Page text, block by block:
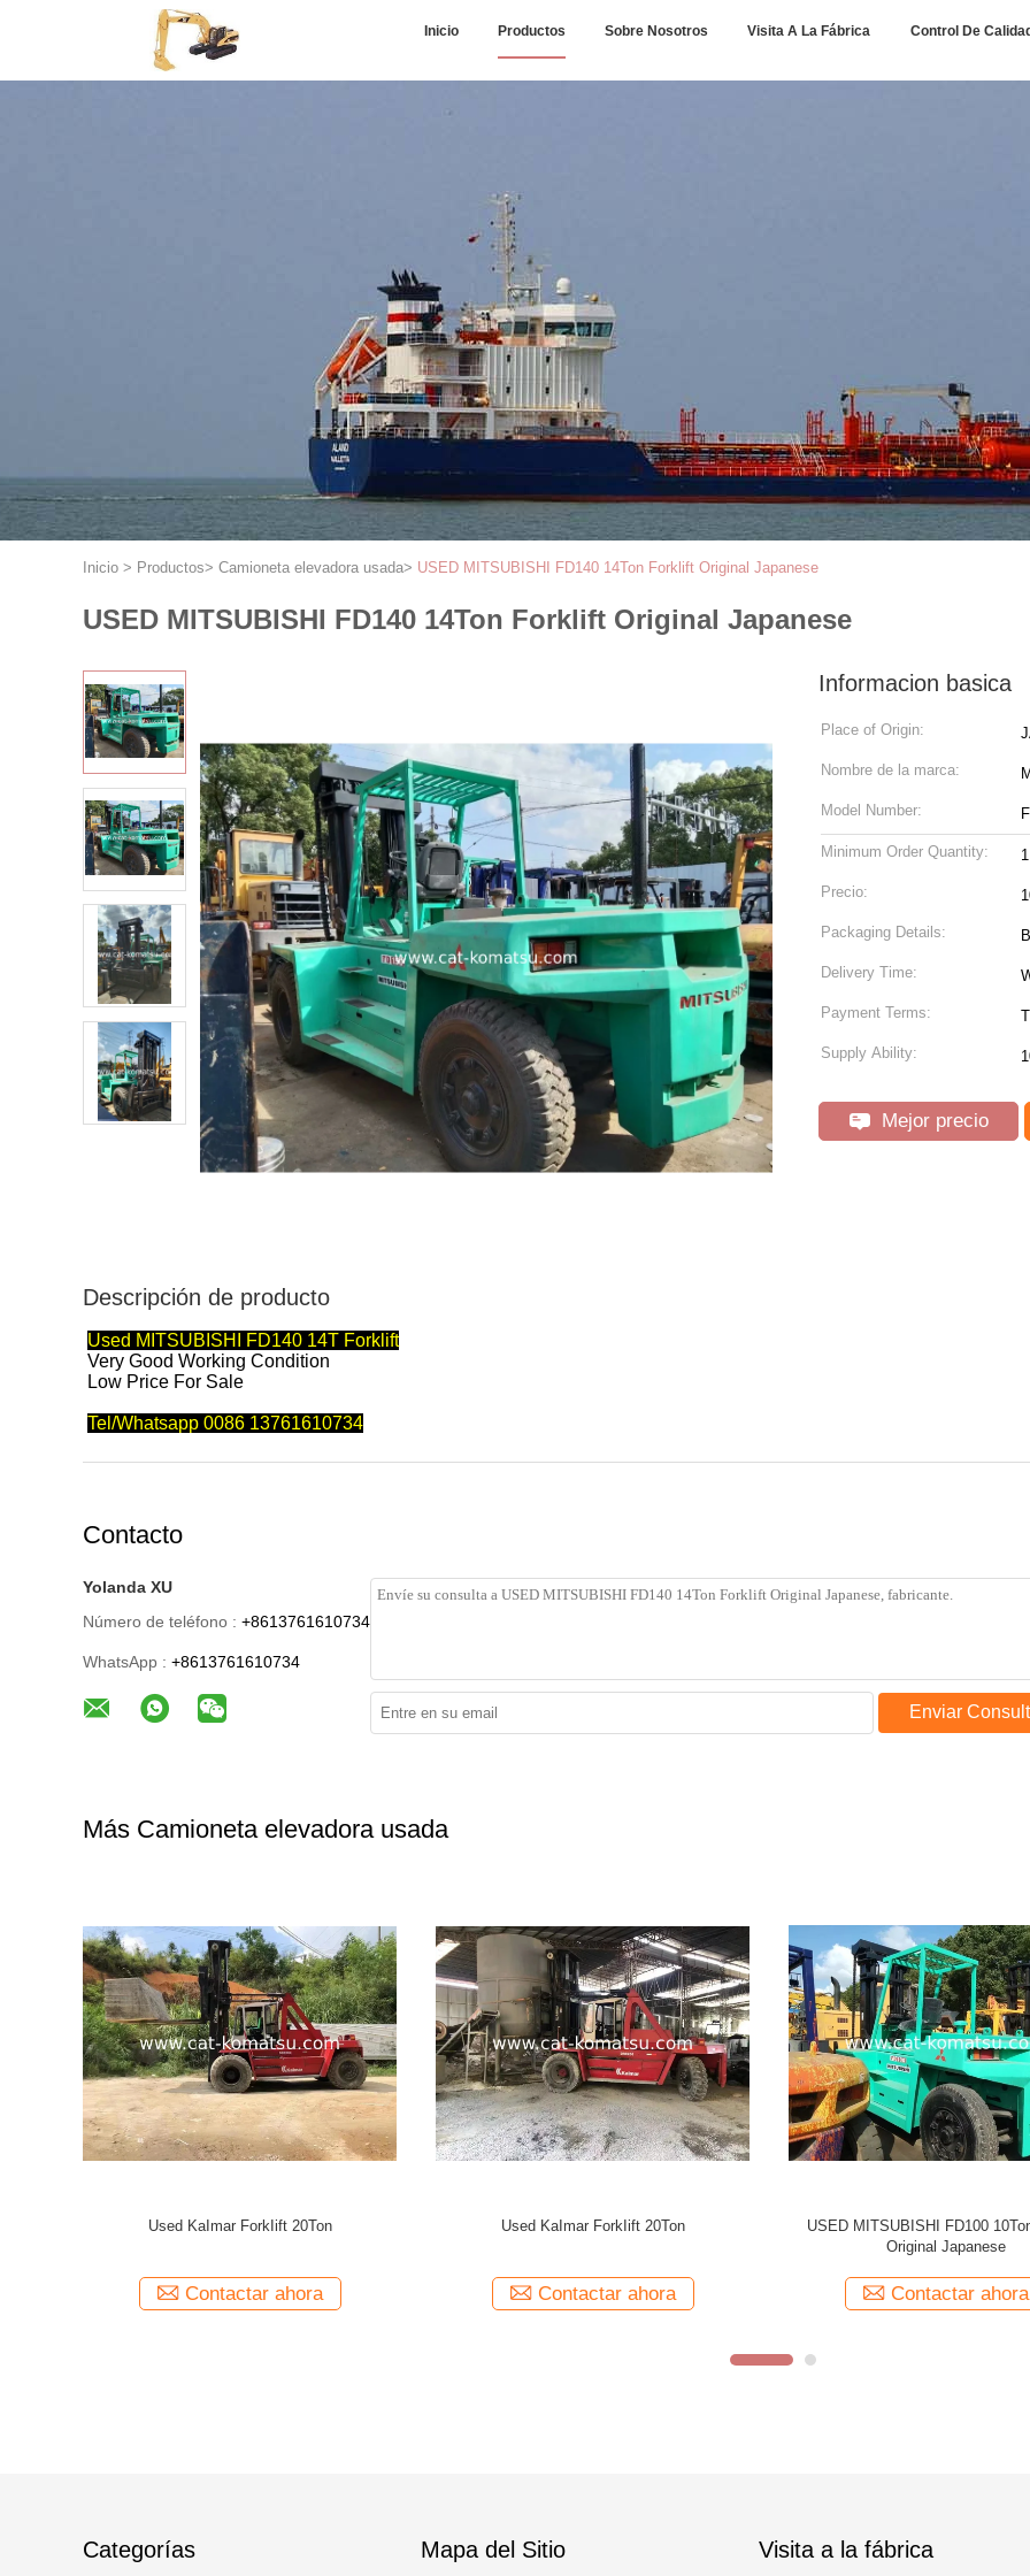
Inicio Productos Sobre Nosotros Visita A La Fábrica Control De
Inicio > Productos> Camioneta elevadora usada> USED MITSUBISHI FD140 14Ton Forklift Original Japanese
USED MITSUBISHI FD140 14Ton Forklift Original Japanese
Informacion basica
Place of Origin:
Nombre de la marca:
Model Number:
Minimum Order Quantity: 1
Precio:
Packaging Details:
Delivery Time:
Payment Terms:
Supply Ability:
Mejor precio
Descripción de producto
Used MITSUBISHI FD140 14T Forklift
Very Good Working Condition
Low Price For Sale
Tel/Whatsapp 0086 13761610734
Contacto
Yolanda XU
Número de teléfono : +8613761610734
WhatsApp : +8613761610734
Enviar
Más Camioneta elevadora usada
USED MITSUBISHI FD120 12Ton Forklift
Contactar ahora
Categorías Mapa del Sitio Visita a la fábrica